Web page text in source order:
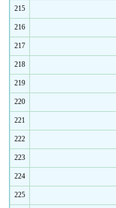
215
216
217
218
219
220
221
222
223
224
225